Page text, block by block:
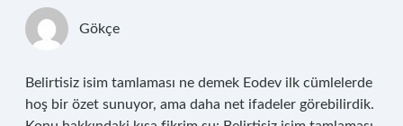
Gökçe
Belirtisiz isim tamlaması ne demek Eodev ilk cümlelerde
hoş bir özet sunuyor, ama daha net ifadeler görebilirdik.